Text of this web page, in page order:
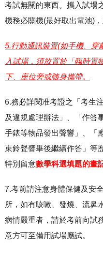
考試無關的東西。攜入試場
機務必關機(最好取出電池)
5.行動通訊裝置(如手機、穿
入試場，須放置於「臨時置
下、座位旁或隨身攜帶。
6.務必詳閱准考證之「考生
及違規處理辦法」、「作答
手錶等物品發出聲響」、「
束鈴聲響畢後繼續作答」等
特別留意數學科選填題的畫
7.考前請注意身體保健及安
所，如有咳嗽、發燒、流鼻
病情嚴重者，請於考前向試
意方可至備用試場應試。